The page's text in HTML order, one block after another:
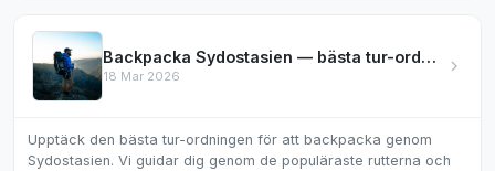
Backpacka Sydostasien — bästa tur-ordningen
18 Mar 2026
Upptäck den bästa tur-ordningen för att backpacka genom
Sydostasien. Vi guidar dig genom de populäraste rutterna och